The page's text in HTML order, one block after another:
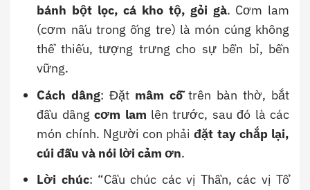
bánh bột lọc, cá kho tộ, gỏi gà. Cơm lam
(cơm nấu trong ống tre) là món cúng không
thể thiếu, tượng trưng cho sự bền bỉ, bền
vững.
Cách dâng: Đặt mâm cỗtrên bàn thờ, bắt
đầu dângcơm lam lên trước, sau đó là các
món chính. Người con phảiđặt tay chắp lại,
cúi đầu và nói lời cảm ơn.
Lời chúc: “Cầu chúc các vị Thần, các vị Tổ